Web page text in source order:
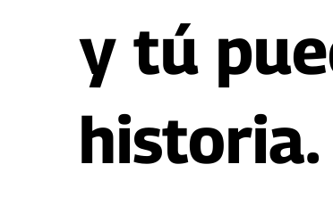
y tú
historia.